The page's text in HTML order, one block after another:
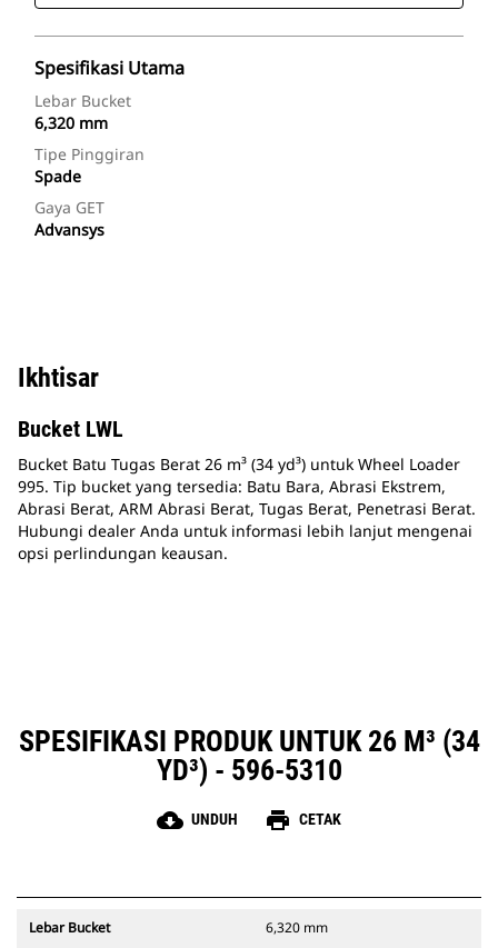
Spesifikasi Utama
Lebar Bucket
6,320 mm
Tipe Pinggiran
Spade
Gaya GET
Advansys
Ikhtisar
Bucket LWL
Bucket Batu Tugas Berat 26 m³ (34 yd³) untuk Wheel Loader
995. Tip bucket yang tersedia: Batu Bara, Abrasi Ekstrem,
Abrasi Berat, ARM Abrasi Berat, Tugas Berat, Penetrasi Berat.
Hubungi dealer Anda untuk informasi lebih lanjut mengenai
opsi perlindungan keausan.
SPESIFIKASI PRODUK UNTUK 26 M³ (34
YD³) - 596-5310
cloud_download UNDUH print CETAK
Lebar Bucket 6,320 mm